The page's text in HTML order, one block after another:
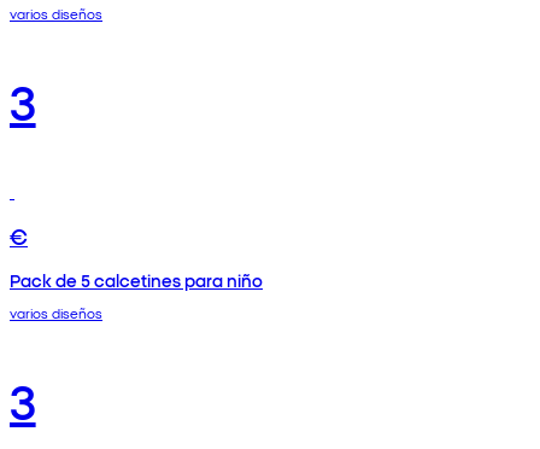
varios diseños
3
€
Pack de 5 calcetines para niño
varios diseños
3